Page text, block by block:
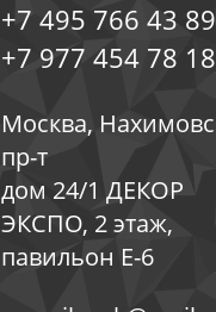
+7 495 766 43 89
+7 977 454 78 18
Москва,
пр-т
дом 24/1 ДЕКОР
ЭКСПО, 2 этаж,
павильон Е-6